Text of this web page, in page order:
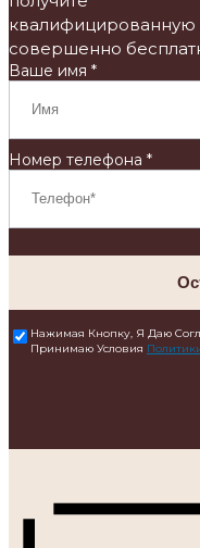
квалифицированную
совершенно
Ваше имя *
Номер телефона *
Нажимая Кнопку, Я Даю
Принимаю Условия